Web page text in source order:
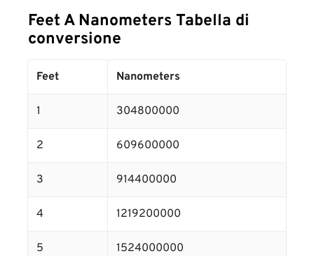
Feet A Nanometers Tabella di
conversione
Feet Nanometers
1 304800000
2 609600000
3 914400000
4 1219200000
5 1524000000